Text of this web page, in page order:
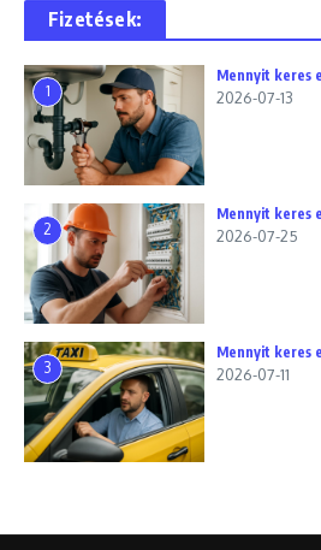
Fizetések:
1
Mennyit keres
2026-07-13
2
Mennyit keres
2026-07-25
3
Mennyit keres
2026-07-11